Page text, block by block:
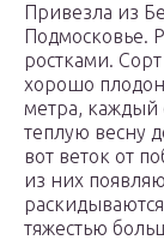
Привезла из
Подмосковье.
ростками.
хорошо
метра, каждый
теплую весну
вот веток от
из них
тяжестью